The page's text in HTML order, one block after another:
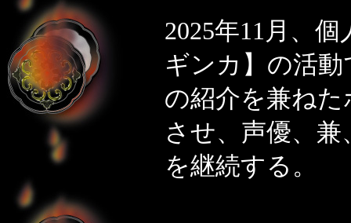
2025年11月、
ギンカ】の活
の紹介を兼ね
させ、声優、
を継続する。